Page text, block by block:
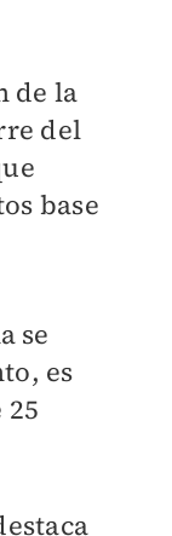
de la
del
base
se
es